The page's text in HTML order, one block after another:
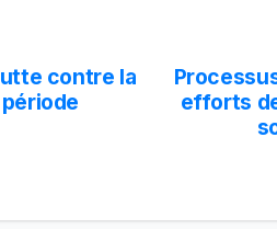
efforts
contre la